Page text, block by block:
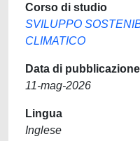
Corso di studio
SVILUPPO
CLIMATICO
Data di pubblicazione
11-mag-2026
Lingua
Inglese